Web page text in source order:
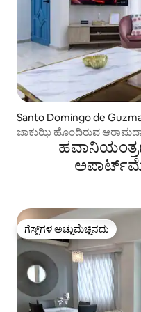
Santo Domingo de
ಜಾಕುಝಿ ಹೊಂದಿರುವ
ಗೆಸ್ಟ್‌ಗಳ ಅಚ್ಚುಮೆಚ್ಚಿನದು
ಗೆಸ್ಟ್‌ಗಳ ಅಚ್ಚುಮೆಚ್ಚಿನದು